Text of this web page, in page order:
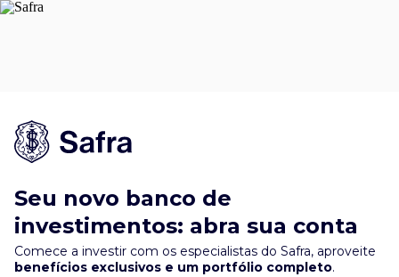
Seu novo banco de
investimentos: abra sua conta
Comece a investir com os especialistas do Safra, aproveite
benefícios exclusivos e um portfólio completo.